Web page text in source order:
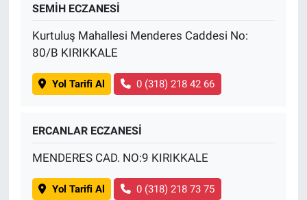
SEMİH ECZANESİ
Kurtuluş Mahallesi Menderes Caddesi No:
80/B KIRIKKALE
Yol Tarifi Al 0 (318) 218 42 66
ERCANLAR ECZANESİ
MENDERES CAD. NO:9 KIRIKKALE
Yol Tarifi Al 0 (318) 218 73 75